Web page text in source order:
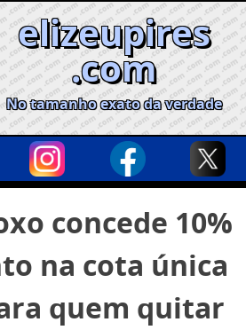
elizeupires
.com
No tamanho exato da verdade
concede 10%
na cota única
quem quitar